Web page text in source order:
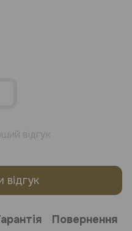
відгук
відгук
Повернення